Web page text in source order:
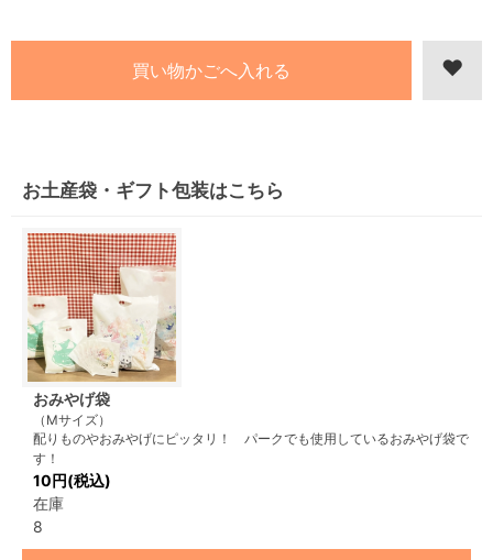
お土産袋・ギフト包装はこちら
おみやげ袋
（Mサイズ）
配りものやおみやげにピッタリ！ パークでも使用しているおみやげ袋で
す！
10円(税込)
在庫
8